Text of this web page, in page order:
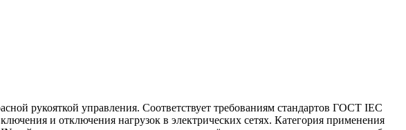
рукояткой управления. Соответствует требованиям стандартов ГОСТ IEC
и отключения нагрузок в электрических сетях. Категория применения